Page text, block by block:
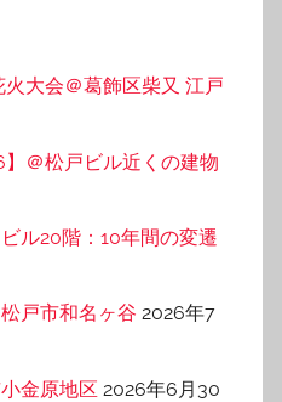
大会＠葛飾区柴又 江戸
＠松戸ビル近くの建物
ル20階：10年間の変遷
戸市和名ヶ谷 2026年7
金原地区 2026年6月30